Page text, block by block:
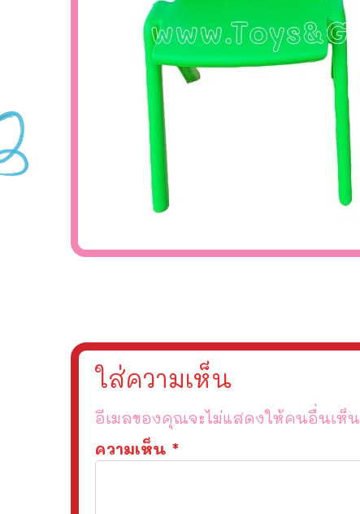
ใส่ความเห็น
อีเมลของคุณจะไม่แสดงให้คนอื่นเห็น
ความเห็น *